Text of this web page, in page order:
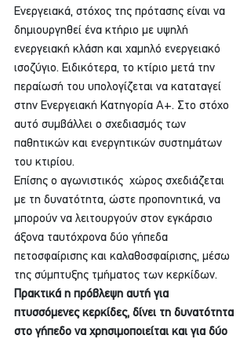
Ενεργειακά, στόχος της πρότασης είναι να
δημιουργηθεί ένα κτήριο με υψηλή
ενεργειακή κλάση και χαμηλό ενεργειακό
ισοζύγιο. Ειδικότερα, το κτίριο μετά την
περαίωσή του υπολογίζεται να καταταγεί
στην Ενεργειακή Κατηγορία Α+. Στο στόχο
αυτό συμβάλλει ο σχεδιασμός των
παθητικών και ενεργητικών συστημάτων
του κτιρίου.
Επίσης ο αγωνιστικός  χώρος σχεδιάζεται
με τη δυνατότητα, ώστε προπονητικά, να
μπορούν να λειτουργούν στον εγκάρσιο
άξονα ταυτόχρονα δύο γήπεδα
πετοσφαίρισης και καλαθοσφαίρισης, μέσω
της σύμπτυξης τμήματος των κερκίδων.
Πρακτικά η πρόβλεψη αυτή για
πτυσσόμενες κερκίδες, δίνει τη δυνατότητα
στο γήπεδο να χρησιμοποιείται και για δύο